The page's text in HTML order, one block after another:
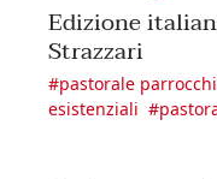
Edizione
Strazzari
#pastorale
esistenziali #